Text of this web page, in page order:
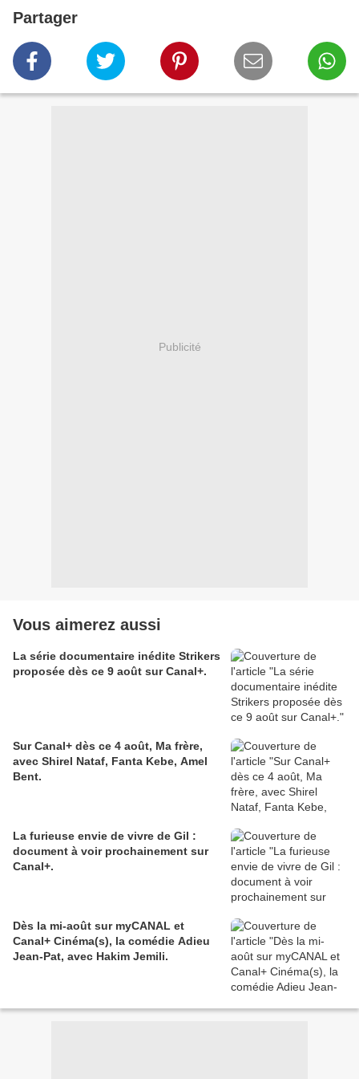
Partager
Publicité
Vous aimerez aussi
La série documentaire inédite Strikers
proposée dès ce 9 août sur Canal+.
Sur Canal+ dès ce 4 août, Ma frère,
avec Shirel Nataf, Fanta Kebe, Amel
Bent.
La furieuse envie de vivre de Gil :
document à voir prochainement sur
Canal+.
Dès la mi-août sur myCANAL et
Canal+ Cinéma(s), la comédie Adieu
Jean-Pat, avec Hakim Jemili.